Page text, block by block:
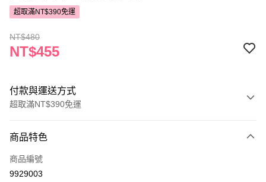
超取滿NT$390免運
NT$480
NT$455
付款與運送方式
超取滿NT$390免運
POYA支付
信用卡一次付款
商品特色
商品編號
9929003